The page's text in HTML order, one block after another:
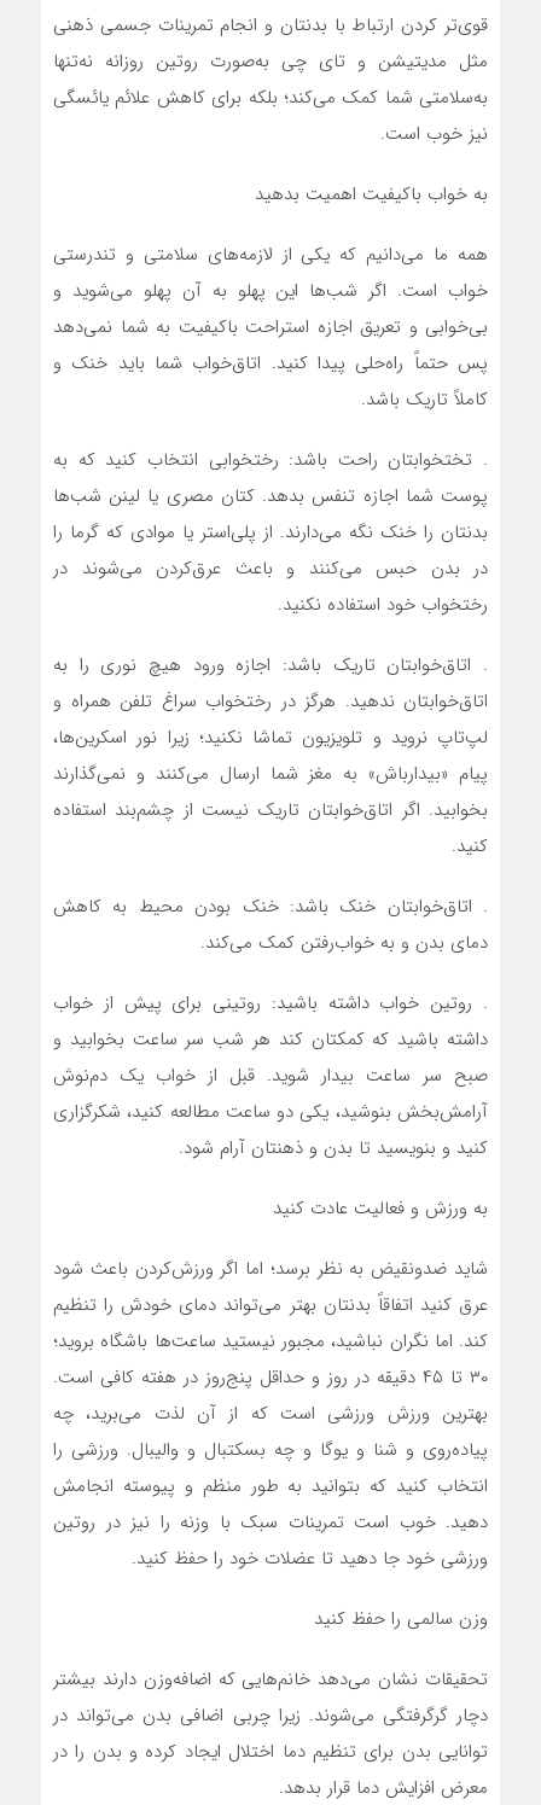
قوی‌تر کردن ارتباط با بدنتان و انجام تمرینات جسمی ذهنی
مثل مدیتیشن و تای چی به‌صورت روتین روزانه نه‌تنها
به‌سلامتی شما کمک می‌کند؛ بلکه برای کاهش علائم یائسگی
نیز خوب است.
به خواب باکیفیت اهمیت بدهید
همه ما می‌دانیم که یکی از لازمه‌های سلامتی و تندرستی
خواب است. اگر شب‌ها این پهلو به آن پهلو می‌شوید و
بی‌خوابی و تعریق اجازه استراحت باکیفیت به شما نمی‌دهد
پس حتماً راه‌حلی پیدا کنید. اتاق‌خواب شما باید خنک و
کاملاً تاریک باشد.
. تختخوابتان راحت باشد: رختخوابی انتخاب کنید که به
پوست شما اجازه تنفس بدهد. کتان مصری یا لینن شب‌ها
بدنتان را خنک نگه می‌دارند. از پلی‌استر یا موادی که گرما را
در بدن حبس می‌کنند و باعث عرق‌کردن می‌شوند در
رختخواب خود استفاده نکنید.
. اتاق‌خوابتان تاریک باشد: اجازه ورود هیچ نوری را به
اتاق‌خوابتان ندهید. هرگز در رختخواب سراغ تلفن همراه و
لپ‌تاپ نروید و تلویزیون تماشا نکنید؛ زیرا نور اسکرین‌ها،
پیام «بیدارباش» به مغز شما ارسال می‌کنند و نمی‌گذارند
بخوابید. اگر اتاق‌خوابتان تاریک نیست از چشم‌بند استفاده
کنید.
. اتاق‌خوابتان خنک باشد: خنک بودن محیط به کاهش
دمای بدن و به خواب‌رفتن کمک می‌کند.
. روتین خواب داشته باشید: روتینی برای پیش از خواب
داشته باشید که کمکتان کند هر شب سر ساعت بخوابید و
صبح سر ساعت بیدار شوید. قبل از خواب یک دم‌نوش
آرامش‌بخش بنوشید، یکی دو ساعت مطالعه کنید، شکرگزاری
کنید و بنویسید تا بدن و ذهنتان آرام شود.
به ورزش و فعالیت عادت کنید
شاید ضدونقیض به نظر برسد؛ اما اگر ورزش‌کردن باعث شود
عرق کنید اتفاقاً بدنتان بهتر می‌تواند دمای خودش را تنظیم
کند. اما نگران نباشید، مجبور نیستید ساعت‌ها باشگاه بروید؛
۳۰ تا ۴۵ دقیقه در روز و حداقل پنج‌روز در هفته کافی است.
بهترین ورزش ورزشی است که از آن لذت می‌برید، چه
پیاده‌روی و شنا و یوگا و چه بسکتبال و والیبال. ورزشی را
انتخاب کنید که بتوانید به طور منظم و پیوسته انجامش
دهید. خوب است تمرینات سبک با وزنه را نیز در روتین
ورزشی خود جا دهید تا عضلات خود را حفظ کنید.
وزن سالمی را حفظ کنید
تحقیقات نشان می‌دهد خانم‌هایی که اضافه‌وزن دارند بیشتر
دچار گرگرفتگی می‌شوند. زیرا چربی اضافی بدن می‌تواند در
توانایی بدن برای تنظیم دما اختلال ایجاد کرده و بدن را در
معرض افزایش دما قرار بدهد.